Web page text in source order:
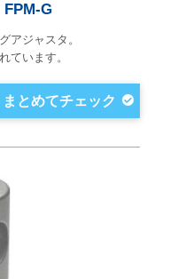
FPM-G
アジャスタ。
ています。